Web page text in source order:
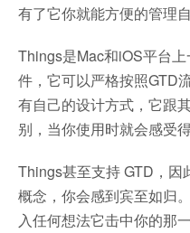
有了它你就能方便的管理
Things是Mac和iOS平台
件，它可以严格按照GTD
有自己的设计方式，它跟
别，当你使用时就会感受得
Things甚至支持 GTD，因
概念，你会感到宾至如归
入任何想法它击中你的那